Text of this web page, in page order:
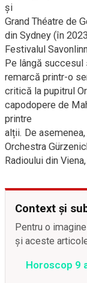
și
Grand Théatre de
din Sydney (în
Festivalul
Pe lângă succesul
remarcă printr-o
critică la pupitrul
capodopere de
printre
alții. De
Orchestra
Radioului din
Context și
Pentru o
și aceste
Horoscop 9